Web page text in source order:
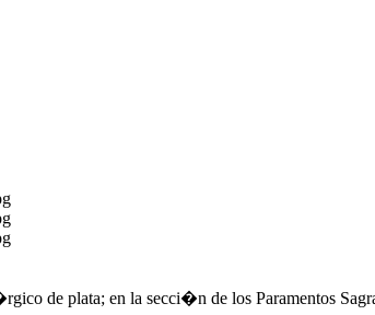
de plata; en la secci�n de los Paramentos